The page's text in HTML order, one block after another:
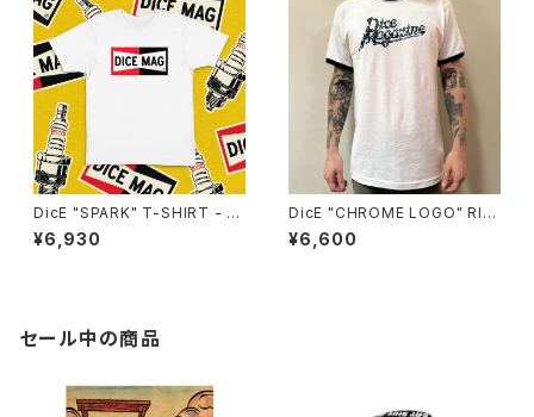
DicE "SPARK" T-SHIRT - W
HITE
¥6,930
DicE "CHROME LOGO" RIN
GER TEE
¥6,600
セール中の商品